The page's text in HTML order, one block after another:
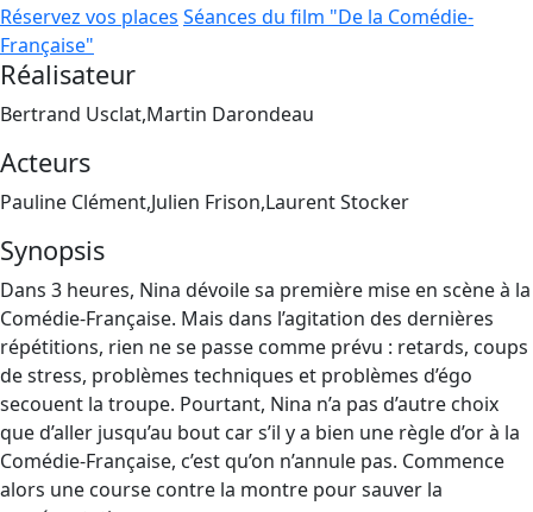
Réservez vos places Séances du film "De la Comédie-
Française"
Réalisateur
Bertrand Usclat,Martin Darondeau
Acteurs
Pauline Clément,Julien Frison,Laurent Stocker
Synopsis
Dans 3 heures, Nina dévoile sa première mise en scène à la
Comédie-Française. Mais dans l’agitation des dernières
répétitions, rien ne se passe comme prévu : retards, coups
de stress, problèmes techniques et problèmes d’égo
secouent la troupe. Pourtant, Nina n’a pas d’autre choix
que d’aller jusqu’au bout car s’il y a bien une règle d’or à la
Comédie-Française, c’est qu’on n’annule pas. Commence
alors une course contre la montre pour sauver la